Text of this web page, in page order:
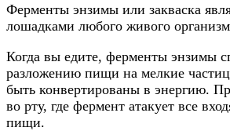
Ферменты энзимы или закваска
лошадками любого живого
Когда вы едите, ферменты энзимы
разложению пищи на мелкие
быть конвертированы в энергию.
во рту, где фермент атакует все
пищи.